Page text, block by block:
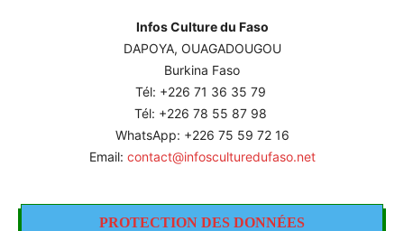
Infos Culture du Faso
DAPOYA, OUAGADOUGOU
Burkina Faso
Tél: +226 71 36 35 79
Tél: +226 78 55 87 98
WhatsApp: +226 75 59 72 16
Email: contact@infosculturedufaso.net
PROTECTION DES DONNÉES